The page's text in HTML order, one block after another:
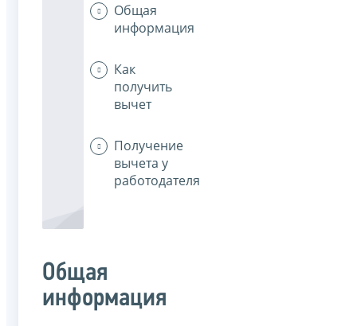
Общая
информация
Как
получить
вычет
Получение
вычета у
работодателя
Общая
информация